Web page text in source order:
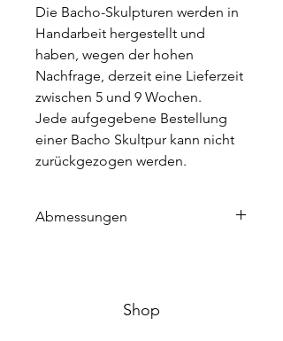
Die Bacho-Skulpturen werden in
Handarbeit hergestellt und
haben, wegen der hohen
Nachfrage, derzeit eine Lieferzeit
zwischen 5 und 9 Wochen.
Jede aufgegebene Bestellung
einer Bacho Skultpur kann nicht
zurückgezogen werden.
Abmessungen
Shop